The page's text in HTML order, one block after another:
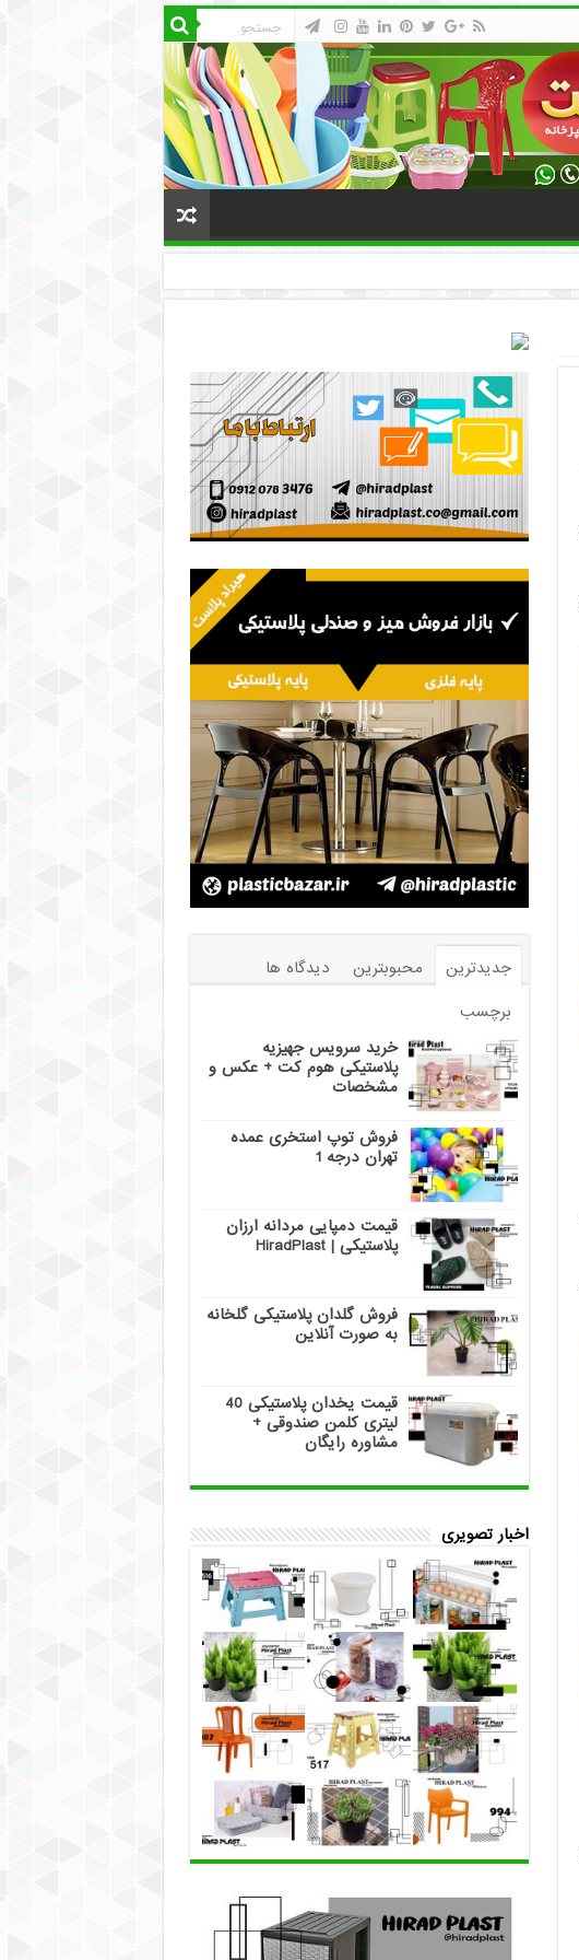
جدیدترین محبوبترین
دیدگاه ها
برچسب
خرید سرویس جهیزیه
پلاستیکی هوم کت + عکس و
مشخصات
فروش توپ استخری عمده
تهران درجه 1
قیمت دمپایی مردانه ارزان
پلاستیکی | HiradPlast
فروش گلدان پلاستیکی گلخانه
به صورت آنلاین
قیمت یخدان پلاستیکی 40
لیتری کلمن صندوقی +
مشاوره رایگان
اخبار تصویری